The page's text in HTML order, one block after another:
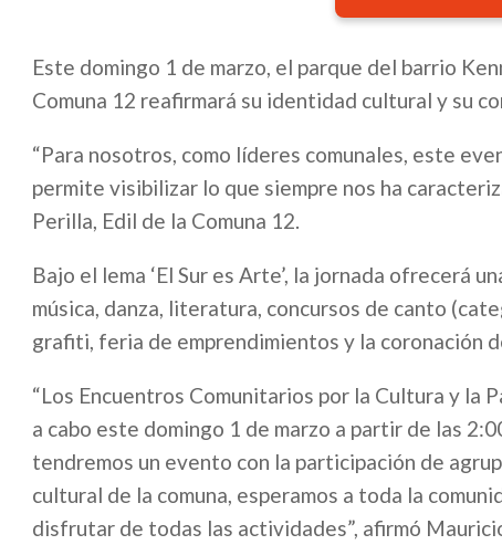
Este domingo 1 de marzo, el parque del barrio
Comuna 12 reafirmará su identidad cultural y su
“Para nosotros, como líderes comunales, este
permite visibilizar lo que siempre nos ha
Perilla, Edil de la Comuna 12.
Bajo el lema ‘El Sur es Arte’, la jornada ofrecerá
música, danza, literatura, concursos de canto
grafiti, feria de emprendimientos y la coronación
“Los Encuentros Comunitarios por la Cultura y la
a cabo este domingo 1 de marzo a partir de las
tendremos un evento con la participación de
cultural de la comuna, esperamos a toda la
disfrutar de todas las actividades”, afirmó